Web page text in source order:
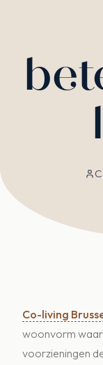
Co-living
woonvorm
voorzieningen